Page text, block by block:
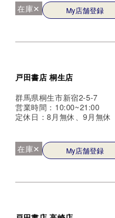
在庫✕ My店舗登録
戸田書店 桐生店
群馬県桐生市新宿2-5-7
営業時間：10:00~21:00
定休日：8月無休、9月無休
在庫✕ My店舗登録